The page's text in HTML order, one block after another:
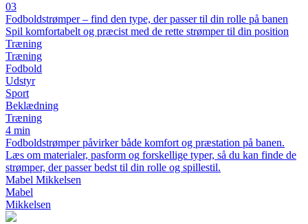
03
Fodboldstrømper – find den type, der passer til din rolle på banen
Spil komfortabelt og præcist med de rette strømper til din position
Træning
Træning
Fodbold
Udstyr
Sport
Beklædning
Træning
4 min
Fodboldstrømper påvirker både komfort og præstation på banen.
Læs om materialer, pasform og forskellige typer, så du kan finde de
strømper, der passer bedst til din rolle og spillestil.
Mabel Mikkelsen
Mabel
Mikkelsen